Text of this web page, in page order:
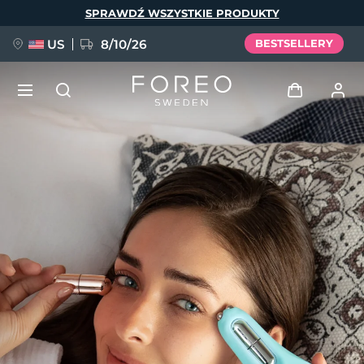
SPRAWDŹ WSZYSTKIE PRODUKTY
US 8/10/26 BESTSELLERY
Zaloguj
Profil użytkownika
Moje urządzenia
Moje zamówienia
Moje adresy
Moje subskrypcje
FAQ™ Pure Beauty-Tech Elixir
BREAKING NEWS
issa™ Teeth Whitening Set
Deutsch
Español
Italiano
Português
Polski
Svenska
Русский
Türkçe
简体中文 繁體中文